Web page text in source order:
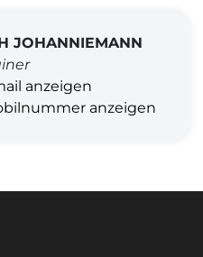
JOHANNIEMANN
anzeigen
anzeigen